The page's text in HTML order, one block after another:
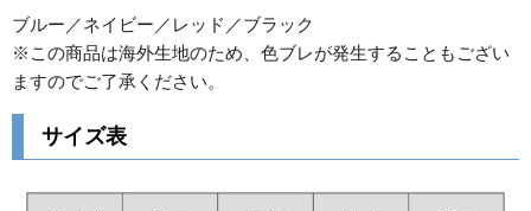
ブルー／ネイビー／レッド／ブラック
※この商品は海外生地のため、色ブレが発生することもござい
ますのでご了承ください。
サイズ表